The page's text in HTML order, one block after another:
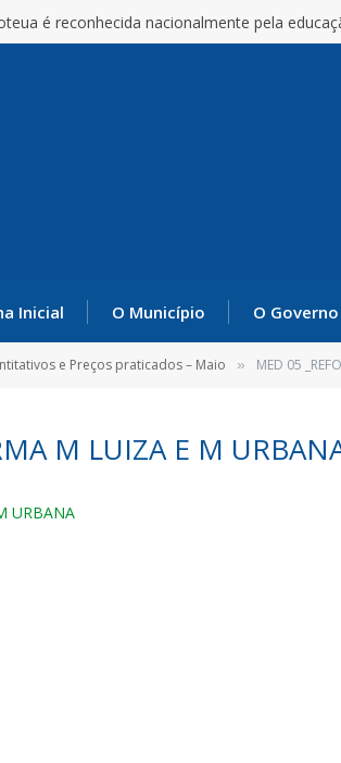
é reconhecida nacionalmente pela
Inicial O Município O Governo
e Preços praticados – Maio » MED 05
M LUIZA E M
URBANA